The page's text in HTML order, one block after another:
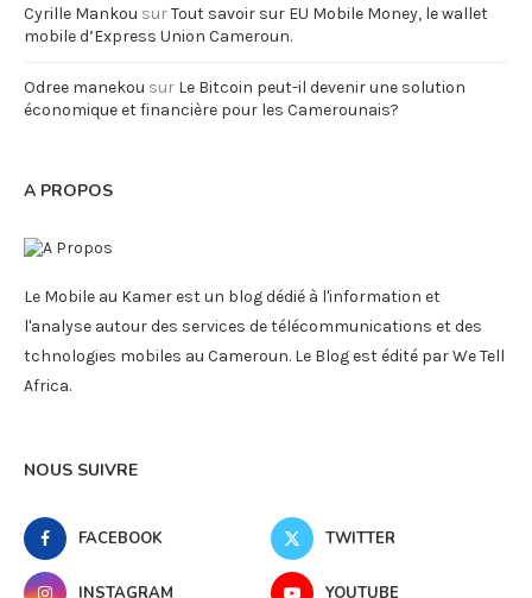
Cyrille Mankou surTout savoir sur EU Mobile Money, le wallet
mobile d’Express Union Cameroun.
Odree manekou sur Le Bitcoin peut-il devenir une solution
économique et financière pour les Camerounais?
A PROPOS
Le Mobile au Kamer est un blog dédié à l'information et
l'analyse autour des services de télécommunications et des
tchnologies mobiles au Cameroun. Le Blog est édité par We Tell
Africa.
NOUS SUIVRE
FACEBOOK TWITTER
INSTAGRAM YOUTUBE